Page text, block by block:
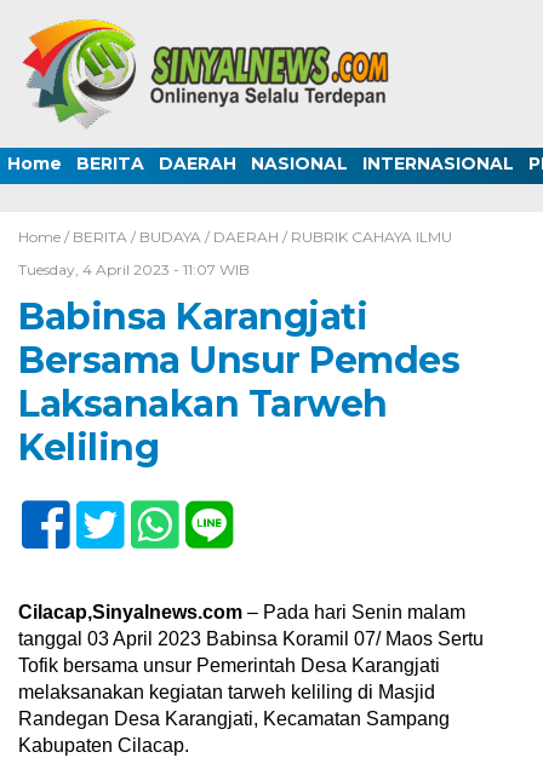
Home BERITA DAERAH NASIONAL INTERNASIONAL
Home / BERITA / BUDAYA / DAERAH / RUBRIK CAHAYA ILMU
Tuesday, 4 April 2023 - 11:07 WIB
Babinsa Karangjati
Bersama Unsur Pemdes
Laksanakan Tarweh
Keliling
Cilacap,Sinyalnews.com – Pada hari Senin malam
tanggal 03 April 2023 Babinsa Koramil 07/ Maos Sertu
Tofik bersama unsur Pemerintah Desa Karangjati
melaksanakan kegiatan tarweh keliling di Masjid
Randegan Desa Karangjati, Kecamatan Sampang
Kabupaten Cilacap.